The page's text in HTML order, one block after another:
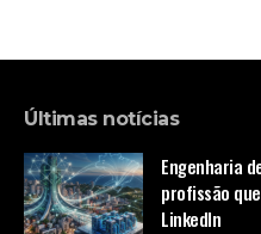
Últimas notícias
Engenharia
profissão
LinkedIn